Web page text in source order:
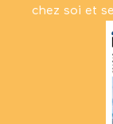
chez soi et